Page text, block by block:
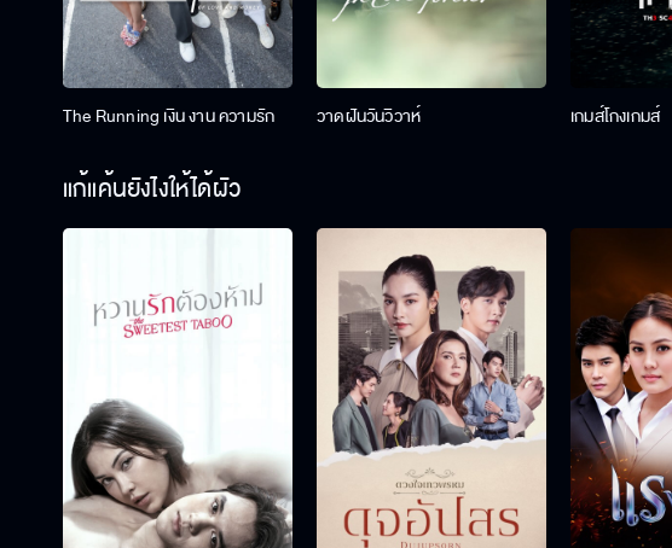
The Running เงิน งาน ความรัก วาดฝันวันวิวาห์ เกมส์โกงเกมส์
แก้แค้นยังไงให้ได้ผัว